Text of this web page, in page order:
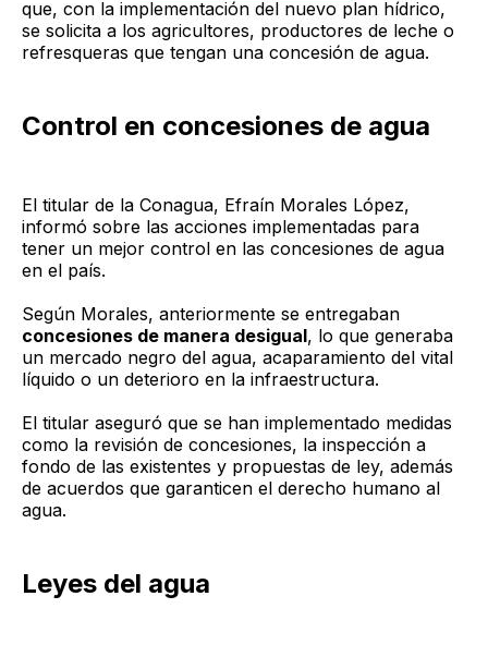
que, con la implementación del nuevo plan hídrico,
se solicita a los agricultores, productores de leche o
refresqueras que tengan una concesión de agua.
Control en concesiones de agua
El titular de la Conagua, Efraín Morales López,
informó sobre las acciones implementadas para
tener un mejor control en las concesiones de agua
en el país.
Según Morales, anteriormente se entregaban
concesiones de manera desigual, lo que generaba
un mercado negro del agua, acaparamiento del vital
líquido o un deterioro en la infraestructura.
El titular aseguró que se han implementado medidas
como la revisión de concesiones, la inspección a
fondo de las existentes y propuestas de ley, además
de acuerdos que garanticen el derecho humano al
agua.
Leyes del agua